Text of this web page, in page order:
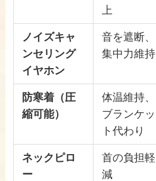
上
ノイズキャ
ンセリング
イヤホン
音を遮断、
集中力維持
防寒着（圧
縮可能）
体温維持、
ブランケッ
ト代わり
ネックピロ
ー
首の負担軽
減